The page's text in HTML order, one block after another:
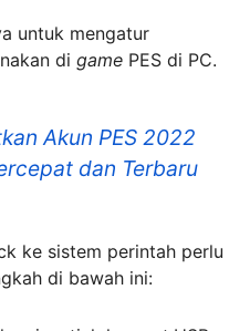
untuk mengatur
di game PES di PC.
Akun PES 2022
dan Terbaru
ke sistem perintah perlu
di bawah ini: